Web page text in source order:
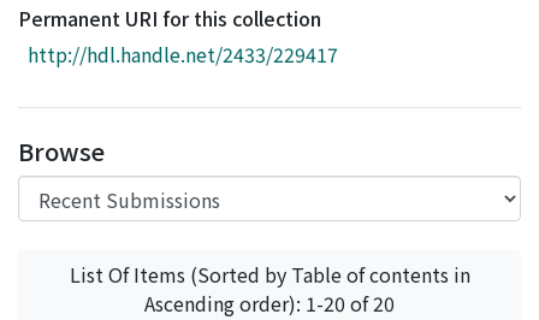
Download Ranking
Access Statistics
Permanent URI for this collection
http://hdl.handle.net/2433/229417
Browse
List Of Items (Sorted by Table of contents in
Ascending order): 1-20 of 20